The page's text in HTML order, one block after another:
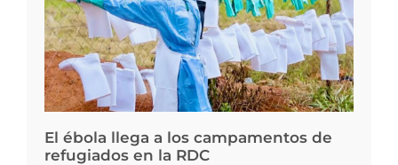
El ébola llega a los campamentos de
refugiados en la RDC